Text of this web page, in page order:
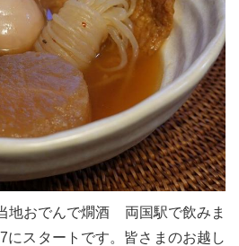
地おでんで燗酒 両国駅で飲みま
にスタートです。皆さまのお越し